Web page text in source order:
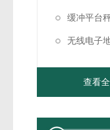
缓冲平台
无线电子
查看